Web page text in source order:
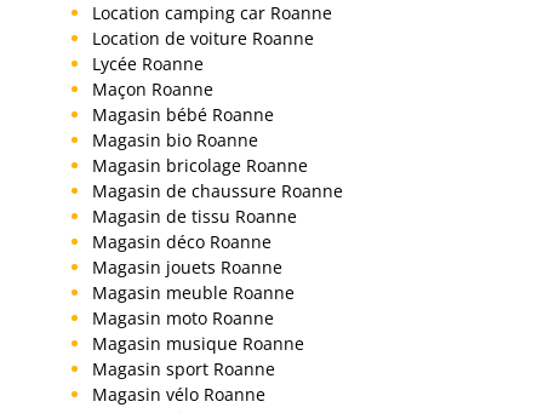
Location camping car Roanne
Location de voiture Roanne
Lycée Roanne
Maçon Roanne
Magasin bébé Roanne
Magasin bio Roanne
Magasin bricolage Roanne
Magasin de chaussure Roanne
Magasin de tissu Roanne
Magasin déco Roanne
Magasin jouets Roanne
Magasin meuble Roanne
Magasin moto Roanne
Magasin musique Roanne
Magasin sport Roanne
Magasin vélo Roanne